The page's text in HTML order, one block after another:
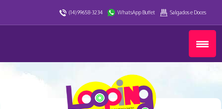
(14) 99658-3234 WhatsApp Buffet Salgados e Doces